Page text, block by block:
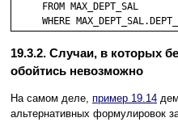
     FROM MAX_DEPT_SAL
19.3.2. Случаи, в которых
обойтись невозможно
На самом деле, пример 19.14
альтернативных формулировок